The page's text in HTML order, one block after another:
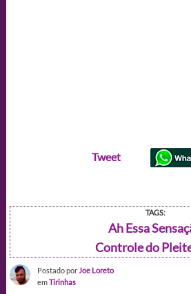
Tweet
TAGS:
Ah Essa
Controle do
Postado por Joe Loreto
emTirinhas